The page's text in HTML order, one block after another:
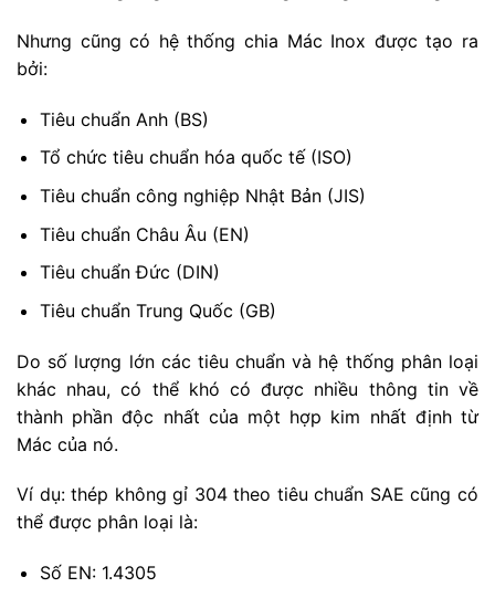
Nhưng cũng có hệ thống chia Mác Inox được tạo ra
bởi:
Tiêu chuẩn Anh (BS)
Tổ chức tiêu chuẩn hóa quốc tế (ISO)
Tiêu chuẩn công nghiệp Nhật Bản (JIS)
Tiêu chuẩn Châu Âu (EN)
Tiêu chuẩn Đức (DIN)
Tiêu chuẩn Trung Quốc (GB)
Do số lượng lớn các tiêu chuẩn và hệ thống phân loại
khác nhau, có thể khó có được nhiều thông tin về
thành phần độc nhất của một hợp kim nhất định từ
Mác của nó.
Ví dụ: thép không gỉ 304 theo tiêu chuẩn SAE cũng có
thể được phân loại là:
Số EN: 1.4305